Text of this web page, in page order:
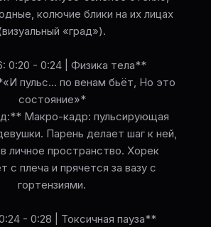
колючие блики на их лицах
«град»).
0:20 - 0:24 | Физика тела**
пульс… по венам бьёт, Но это
состояние»*
Макро-кадр: пульсирующая
Парень делает шаг к ней,
личное пространство. Хорек
с плеча и прячется за вазу с
гортензиями.
- 0:28 | Токсичная пауза**